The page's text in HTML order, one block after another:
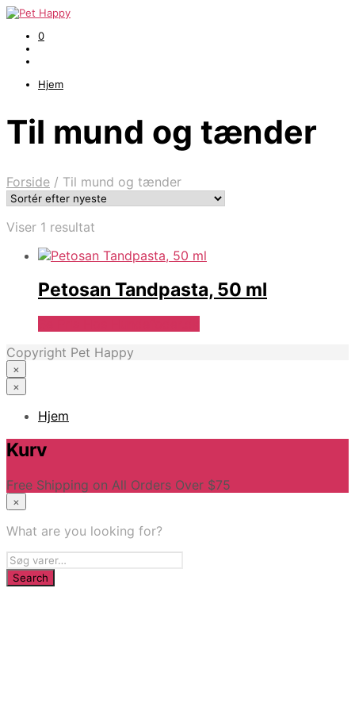
0
Hjem
Til mund og tænder
Forside / Til mund og tænder
Viser 1 resultat
Petosan Tandpasta, 50 ml
Copyright Pet Happy
×
×
Hjem
Kurv
Free Shipping on All Orders Over $75
×
What are you looking for?